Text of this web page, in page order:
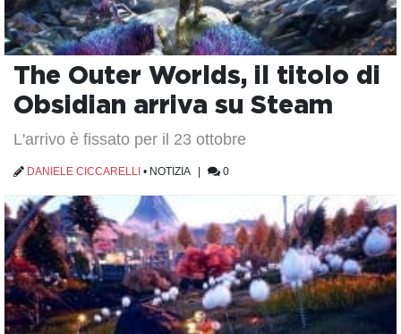
The Outer Worlds, il titolo di
Obsidian arriva su Steam
L'arrivo è fissato per il 23 ottobre
DANIELE CICCARELLI • NOTIZIA| 0